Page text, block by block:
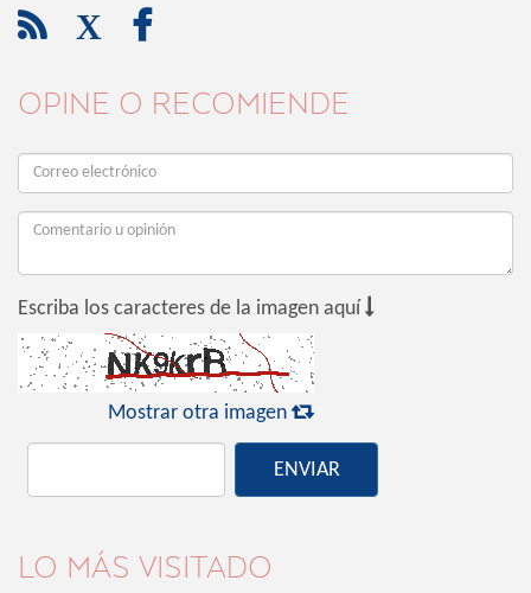
 X 
OPINE O RECOMIENDE
Escriba los caracteres de la imagen aquí 
Mostrar otra imagen 
ENVIAR
LO MÁS VISITADO